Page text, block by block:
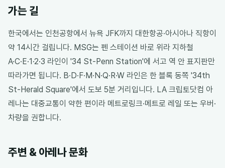
가는 길
한국에서는 인천공항에서 뉴욕 JFK까지 대한항공·아시아나 직항이
약 14시간 걸립니다. MSG는 펜 스테이션 바로 위라 지하철
A·C·E·1·2·3 라인이 '34 St-Penn Station'에 서고 역 안 표지판만
따라가면 됩니다. B·D·F·M·N·Q·R·W 라인은 한 블록 동쪽 '34th
St-Herald Square'에서 도보 5분 거리입니다. LA 크립토닷컴 아
레나는 대중교통이 약한 편이라 메트로링크·메트로 레일 또는 우버·
차량을 권합니다.
주변 & 아레나 문화